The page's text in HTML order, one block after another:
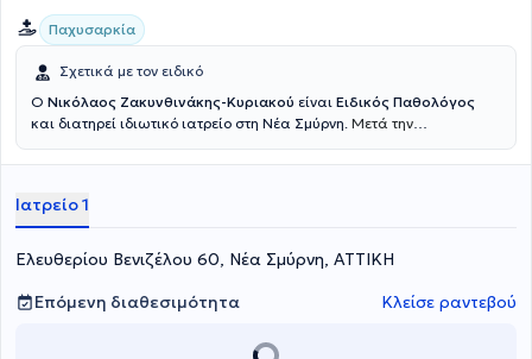
Παχυσαρκία
Σχετικά με τον ειδικό
Ο Νικόλαος Ζακυνθινάκης-Κυριακού είναι Ειδικός Παθολόγος
και διατηρεί ιδιωτικό ιατρείο στη Νέα Σμύρνη. Μετά την
σε νοσοκομεία του Ηνωμένου Βασιλείου για 10 έτη αποκτώντας
παθολογικών νοσημάτων. Το ιδιαίτερο επιστημονικό του ενδιαφέρον
εστιάζει στη μεταβολική ιατρική, τον σακχαρώδη διαβήτη, την
παχυσαρκία, τη δυσλιπιδαιμία, την πρόληψη καρδιαγγειακών
νοσημάτων, την ιατρική της άσκησης και την εξατομικευμένη
βελτίωση της υγείας μέσω αλλαγών στον τρόπο ζωής. Στο ιατρείο
του παρέχει ολοκληρωμένη παθολογική φροντίδα, μεταβολικό
Ιατρείο 1
Ελευθερίου Βενιζέλου 60, Νέα Σμύρνη, ΑΤΤΙΚΗ
Επόμενη διαθεσιμότητα
Κλείσε ραντεβού